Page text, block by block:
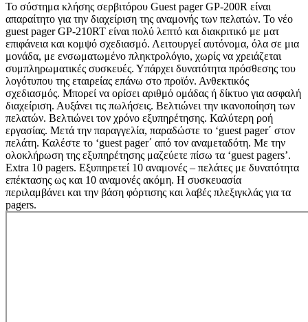
Το σύστημα κλήσης σερβιτόρου Guest pager GP-200R είναι
απαραίτητο για την διαχείριση της αναμονής των πελατών. Το νέο
guest pager GP-210RT είναι πολύ λεπτό και διακριτικό με ματ
επιφάνεια και κομψό σχεδιασμό. Λειτουργεί αυτόνομα, όλα σε μια
μονάδα, με ενσωματωμένο πληκτρολόγιο, χωρίς να χρειάζεται
συμπληρωματικές συσκευές. Υπάρχει δυνατότητα πρόσθεσης του
λογότυπου της εταιρείας επάνω στο προϊόν. Ανθεκτικός
σχεδιασμός. Μπορεί να ορίσει αριθμό ομάδας ή δίκτυο για ασφαλή
διαχείριση. Αυξάνει τις πωλήσεις. Βελτιώνει την ικανοποίηση των
πελατών. Βελτιώνει τον χρόνο εξυπηρέτησης. Καλύτερη ροή
εργασίας. Μετά την παραγγελία, παραδώστε το ‘guest pager΄ στον
πελάτη. Καλέστε το ‘guest pager΄ από τον αναμεταδότη. Με την
ολοκλήρωση της εξυπηρέτησης μαζεύετε πίσω τα ‘guest pagers’.
Extra 10 pagers. Εξυπηρετεί 10 αναμονές – πελάτες με δυνατότητα
επέκτασης ως και 10 αναμονές ακόμη. Η συσκευασία
περιλαμβάνει και την βάση φόρτισης και λαβές πλεξιγκλάς για τα
pagers.